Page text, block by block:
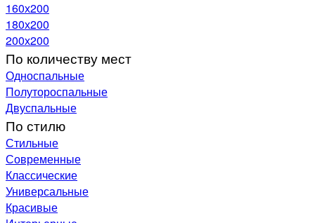
160х200
180х200
200х200
По количеству мест
Односпальные
Полутороспальные
Двуспальные
По стилю
Стильные
Современные
Классические
Универсальные
Красивые